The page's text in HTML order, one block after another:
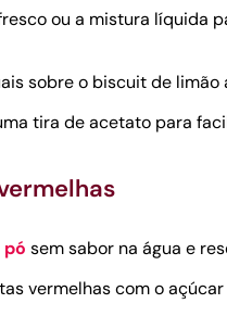
ou a mistura líquida
sobre o biscuit de
tira de acetato para
sem sabor na água e
vermelhas com o